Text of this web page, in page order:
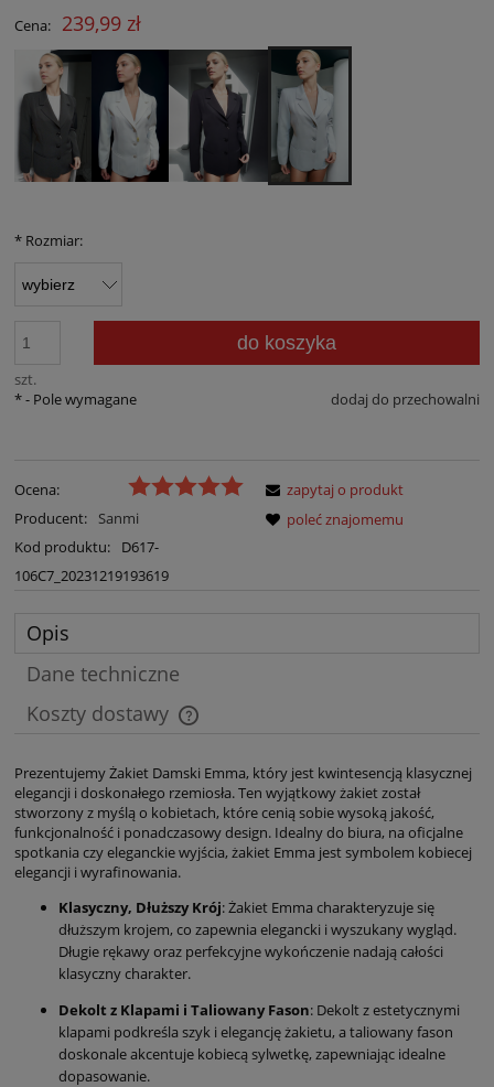
Cena: 239,99 zł
* Rozmiar:
szt.
do koszyka
dodaj do przechowalni
*- Pole wymagane
Ocena:
Producent:
Sanmi
Kod produktu:
D617-
106C7_20231219193619
zapytaj o produkt
poleć znajomemu
Opis
Dane techniczne
Koszty dostawy
Cena nie zawiera ewentualnych kosztów płatności
Prezentujemy Żakiet Damski Emma, który jest kwintesencją klasycznej
elegancji i doskonałego rzemiosła. Ten wyjątkowy żakiet został
stworzony z myślą o kobietach, które cenią sobie wysoką jakość,
funkcjonalność i ponadczasowy design. Idealny do biura, na oficjalne
spotkania czy eleganckie wyjścia, żakiet Emma jest symbolem kobiecej
elegancji i wyrafinowania.
Klasyczny, Dłuższy Krój: Żakiet Emma charakteryzuje się
dłuższym krojem, co zapewnia elegancki i wyszukany wygląd.
Długie rękawy oraz perfekcyjne wykończenie nadają całości
klasyczny charakter.
Dekolt z Klapami i Taliowany Fason: Dekolt z estetycznymi
klapami podkreśla szyk i elegancję żakietu, a taliowany fason
doskonale akcentuje kobiecą sylwetkę, zapewniając idealne
dopasowanie.